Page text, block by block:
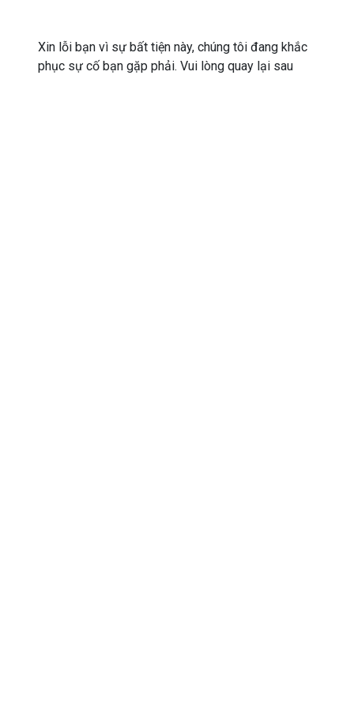
Xin lỗi bạn vì sự bất tiện này, chúng tôi đang khắc
phục sự cố bạn gặp phải. Vui lòng quay lại sau